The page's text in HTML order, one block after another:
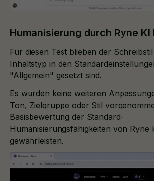
Humanisierung durch Ryne KI
Für diesen Test blieben der
Inhaltstyp in den
"Allgemein" gesetzt sind.
Es wurden keine weiteren
Ton, Zielgruppe oder Stil
Basisbewertung der Standard-
Humanisierungsfähigkeiten von Ryne
gewährleisten.